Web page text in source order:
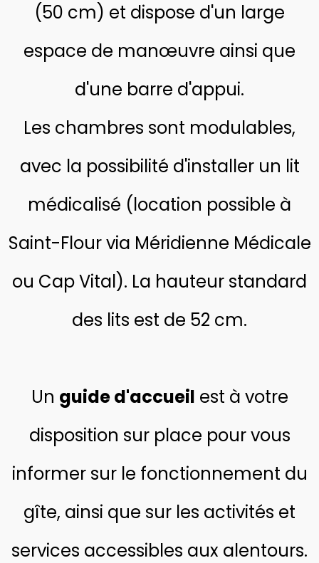
(50 cm) et dispose d'un large
espace de manœuvre ainsi que
d'une barre d'appui.
Les chambres sont modulables,
avec la possibilité d'installer un lit
médicalisé (location possible à
Saint-Flour via Méridienne Médicale
ou Cap Vital). La hauteur standard
des lits est de 52 cm.
Un guide d'accueil est à votre
disposition sur place pour vous
informer sur le fonctionnement du
gîte, ainsi que sur les activités et
services accessibles aux alentours.